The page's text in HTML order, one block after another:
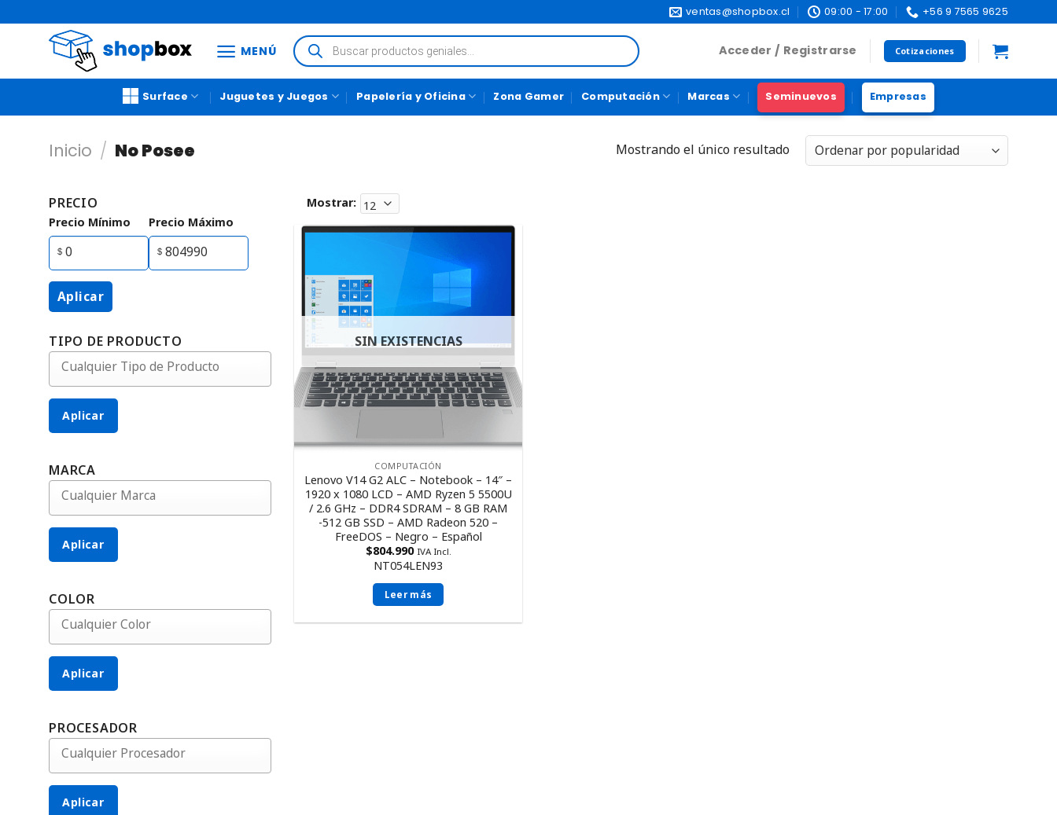
ventas@shopbox.cl 09:00 - 17:00 +56 9 7565 9625
MENÚ Acceder / Registrarse Cotizaciones
Surface Juguetes y Juegos Papelería y Oficina Zona Gamer Computación Marcas Seminuevos Empresas
Inicio / No Posee Mostrando el único resultado
PRECIO
Precio Mínimo Precio Máximo
Aplicar
TIPO DE PRODUCTO
Aplicar
MARCA
Aplicar
COLOR
Aplicar
PROCESADOR
Aplicar
Mostrar:
SIN EXISTENCIAS
COMPUTACIÓN
Lenovo V14 G2 ALC – Notebook – 14″ –
1920 x 1080 LCD – AMD Ryzen 5 5500U
/ 2.6 GHz – DDR4 SDRAM – 8 GB RAM
-512 GB SSD – AMD Radeon 520 –
FreeDOS – Negro – Español
$804.990 IVA Incl.
NT054LEN93
Leer más